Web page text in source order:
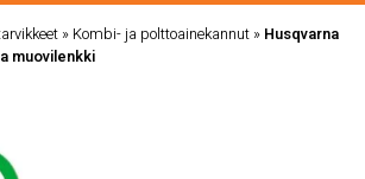
» Kombi- ja polttoainekannut » Husqvarna
muovilenkki